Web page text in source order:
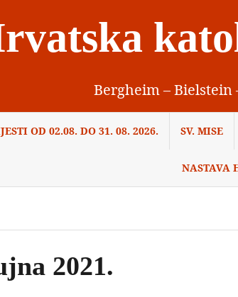
Bergheim – Bielstein
OD 02.08. DO 31. 08. 2026. SV. MISE
NASTAVA
2021.